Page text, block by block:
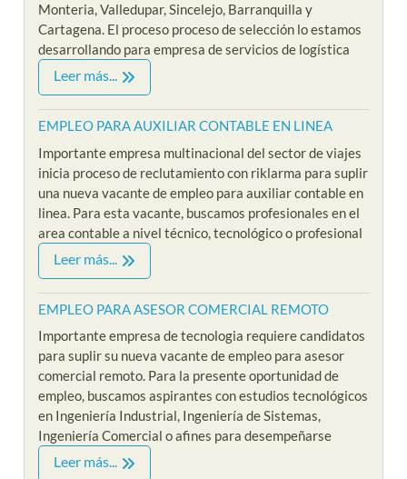
Monteria, Valledupar, Sincelejo, Barranquilla y
Cartagena. El proceso proceso de selección lo estamos
desarrollando para empresa de servicios de logística
Leer más...
EMPLEO PARA AUXILIAR CONTABLE EN LINEA
Importante empresa multinacional del sector de viajes
inicia proceso de reclutamiento con riklarma para suplir
una nueva vacante de empleo para auxiliar contable en
linea. Para esta vacante, buscamos profesionales en el
area contable a nivel técnico, tecnológico o profesional
Leer más...
EMPLEO PARA ASESOR COMERCIAL REMOTO
Importante empresa de tecnologia requiere candidatos
para suplir su nueva vacante de empleo para asesor
comercial remoto. Para la presente oportunidad de
empleo, buscamos aspirantes con estudios tecnológicos
en Ingeniería Industrial, Ingeniería de Sistemas,
Ingeniería Comercial o afines para desempeñarse
Leer más...